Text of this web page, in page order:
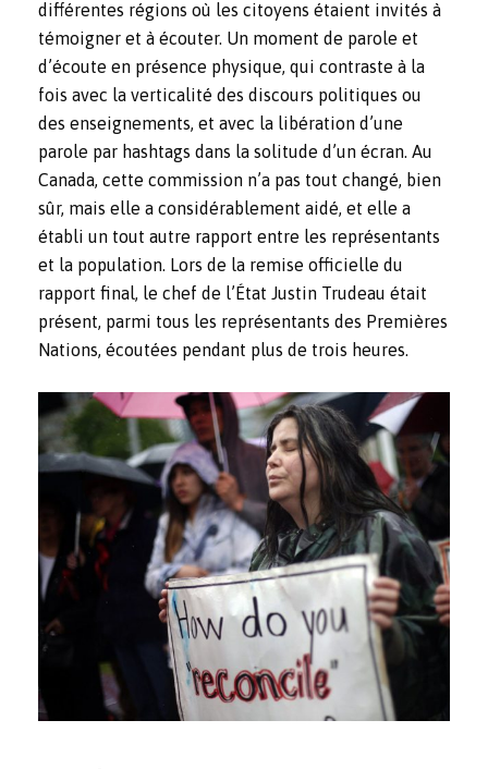
différentes régions où les citoyens étaient invités à
témoigner et à écouter. Un moment de parole et
d’écoute en présence physique, qui contraste à la
fois avec la verticalité des discours politiques ou
des enseignements, et avec la libération d’une
parole par hashtags dans la solitude d’un écran. Au
Canada, cette commission n’a pas tout changé, bien
sûr, mais elle a considérablement aidé, et elle a
établi un tout autre rapport entre les représentants
et la population. Lors de la remise officielle du
rapport final, le chef de l’État Justin Trudeau était
présent, parmi tous les représentants des Premières
Nations, écoutées pendant plus de trois heures.